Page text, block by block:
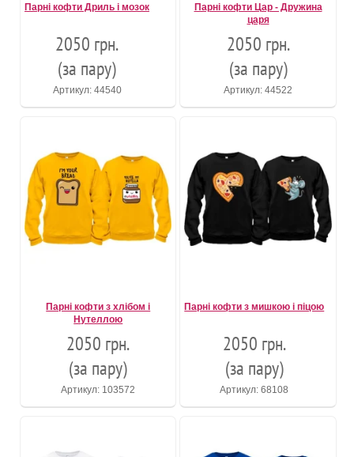
Парні кофти Дриль і мозок
2050 грн.
(за пару)
Артикул: 44540
Парні кофти Цар - Дружина
царя
2050 грн.
(за пару)
Артикул: 44522
Парні кофти з хлібом і
Нутеллою
2050 грн.
(за пару)
Артикул: 103572
Парні кофти з мишкою і піцою
2050 грн.
(за пару)
Артикул: 68108